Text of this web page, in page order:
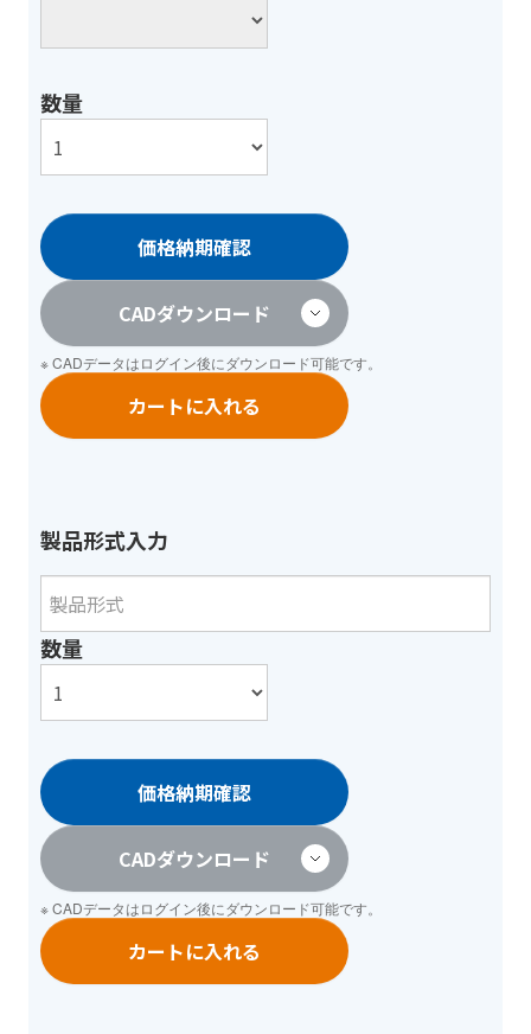
数量
価格納期確認
CADダウンロード
※ CADデータはログイン後にダウンロード可能です。
カートに入れる
製品形式入力
数量
価格納期確認
CADダウンロード
※ CADデータはログイン後にダウンロード可能です。
カートに入れる